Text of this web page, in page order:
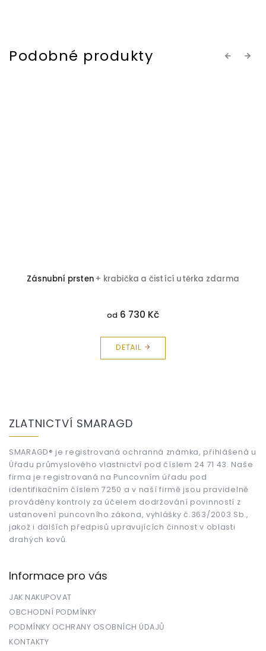
Previous
Zásnubní prsten + krabička a čistící utěrka zdarma
od 6 730 Kč
DETAIL
Next
ZLATNICTVÍ SMARAGD
SMARAGD® je registrovaná ochranná známka, přihlášená u
Úřadu průmyslového vlastnictví pod číslem 24 71 43. Naše
firma je registrovaná na Puncovním úřadu pod
identifikačním číslem 7250 a v naší firmě jsou pravidelně
prováděny kontroly za účelem dodržování povinností z
ustanovení puncovního zákona, vyhlášky č.363/2003 Sb.,
jakož i dalších předpisů upravujících činnost v oblasti
drahých kovů.
Informace pro vás
JAK NAKUPOVAT
OBCHODNÍ PODMÍNKY
PODMÍNKY OCHRANY OSOBNÍCH ÚDAJŮ
KONTAKTY